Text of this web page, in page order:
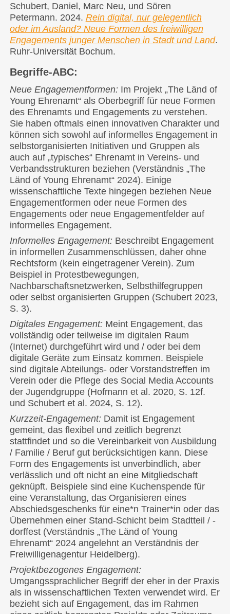
Schubert, Daniel, Marc Neu, und Sören
Petermann. 2024. Rein digital, nur gelegentlich
oder im Ausland? Neue Formen des freiwilligen
Engagements junger Menschen in Stadt und Land.
Ruhr-Universität Bochum.
Begriffe-ABC:
Neue Engagementformen:Im Projekt „The Länd of
Young Ehrenamt“ als Oberbegriff für neue Formen
des Ehrenamts und Engagements zu verstehen.
Sie haben oftmals einen innovativen Charakter und
können sich sowohl auf informelles Engagement in
selbstorganisierten Initiativen und Gruppen als
auch auf „typisches“ Ehrenamt in Vereins- und
Verbandsstrukturen beziehen (Verständnis „The
Länd of Young Ehrenamt“ 2024). Einige
wissenschaftliche Texte hingegen beziehen Neue
Engagementformen oder neue Formen des
Engagements oder neue Engagementfelder auf
informelles Engagement.
Informelles Engagement:Beschreibt Engagement
in informellen Zusammenschlüssen, daher ohne
Rechtsform (kein eingetragener Verein). Zum
Beispiel in Protestbewegungen,
Nachbarschaftsnetzwerken, Selbsthilfegruppen
oder selbst organisierten Gruppen (Schubert 2023,
S. 3).
Digitales Engagement:Meint Engagement, das
vollständig oder teilweise im digitalen Raum
(Internet) durchgeführt wird und / oder bei dem
digitale Geräte zum Einsatz kommen. Beispiele
sind digitale Abteilungs- oder Vorstandstreffen im
Verein oder die Pflege des Social Media Accounts
der Jugendgruppe (Hofmann et al. 2020, S. 12f.
und Schubert et al. 2024, S. 12).
Kurzzeit-Engagement:Damit ist Engagement
gemeint, das flexibel und zeitlich begrenzt
stattfindet und so die Vereinbarkeit von Ausbildung
/ Familie / Beruf gut berücksichtigen kann. Diese
Form des Engagements ist unverbindlich, aber
verlässlich und oft nicht an eine Mitgliedschaft
geknüpft. Beispiele sind eine Kuchenspende für
eine Veranstaltung, das Organisieren eines
Abschiedsgeschenks für eine*n Trainer*in oder das
Übernehmen einer Stand-Schicht beim Stadtteil / -
dorffest (Verständnis „The Länd of Young
Ehrenamt“ 2024 angelehnt an Verständnis der
Freiwilligenagentur Heidelberg).
Projektbezogenes Engagement:
Umgangssprachlicher Begriff der eher in der Praxis
als in wissenschaftlichen Texten verwendet wird. Er
bezieht sich auf Engagement, das im Rahmen